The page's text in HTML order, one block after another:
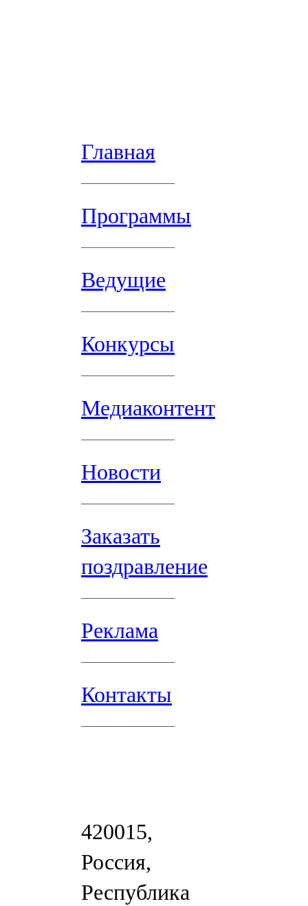
Главная
Программы
Ведущие
Конкурсы
Медиаконтент
Новости
Заказать
поздравление
Реклама
Контакты
420015,
Россия,
Республика